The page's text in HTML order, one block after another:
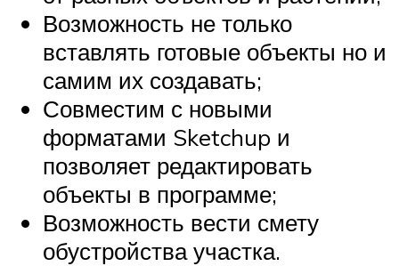
Возможность не только
вставлять готовые объекты но и
самим их создавать;
Совместим с новыми
форматами Sketchup и
позволяет редактировать
объекты в программе;
Возможность вести смету
обустройства участка.